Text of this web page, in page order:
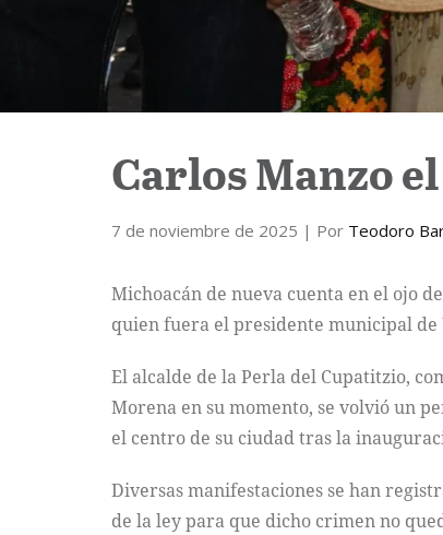
Carlos Manzo
7 de noviembre de 2025 | Por Teodoro
Michoacán de nueva cuenta en el ojo
quien fuera el presidente municipal
El alcalde de la Perla del Cupatitzio,
Morena en su momento, se volvió un
el centro de su ciudad tras la
Diversas manifestaciones se han
de la ley para que dicho crimen no